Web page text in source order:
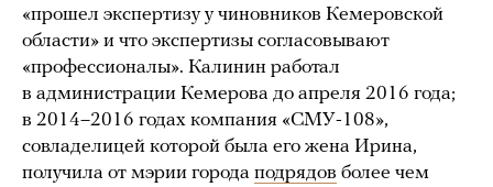
«прошел экспертизу у чиновников Кемеровской
области» и что экспертизы согласовывают
«профессионалы». Калинин работал
в администрации Кемерова до апреля 2016 года;
в 2014–2016 годах компания «СМУ-108»,
совладелицей которой была его жена Ирина,
получила от мэрии города подрядов более чем